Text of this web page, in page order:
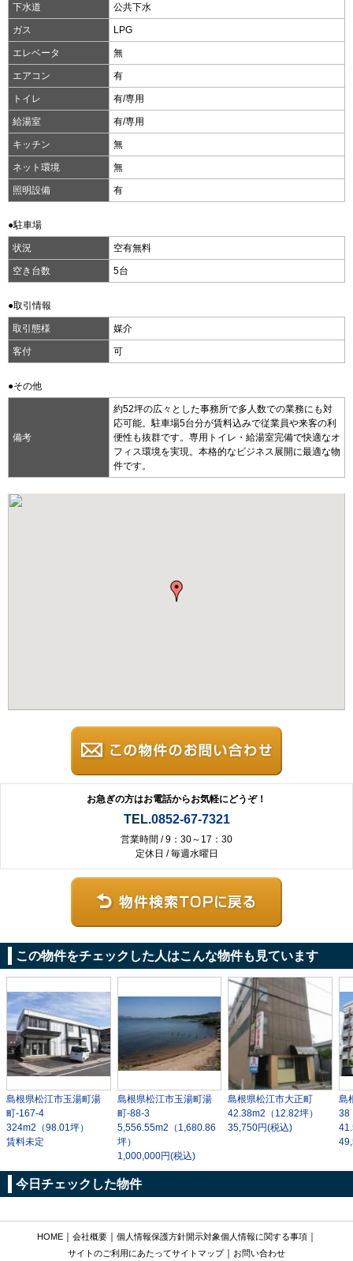
下水道 公共下水
ガス LPG
エレベータ 無
エアコン 有
トイレ 有/専用
給湯室 有/専用
キッチン 無
ネット環境 無
照明設備 有
●駐車場
状況 空有無料
空き台数 5台
●取引情報
取引態様 媒介
客付 可
●その他
備考
約52坪の広々とした事務所で多人数での業務にも対
応可能。駐車場5台分が賃料込みで従業員や来客の利
便性も抜群です。専用トイレ・給湯室完備で快適なオ
フィス環境を実現。本格的なビジネス展開に最適な物
件です。
お急ぎの方はお電話からお気軽にどうぞ！
TEL.0852-67-7321
営業時間 / 9：30～17：30
定休日 / 毎週水曜日
この物件をチェックした人はこんな物件も見ています
島根県松江市玉湯町湯
町-167-4
324m2 （98.01坪）
賃料未定
島根県松江市玉湯町湯
町-88-3
5,556.55m2 （1,680.86
坪）
1,000,000円(税込)
島根県松江市大正町
42.38m2 （12.82坪）
35,750円(税込)
島
38
今日チェックした物件
HOME｜ 会社概要｜ 個人情報保護方針開示対象個人情報に関する事項｜
サイトのご利用にあたってサイトマップ｜ お問い合わせ